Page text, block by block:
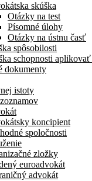
skúška
Otázky na test
Písomné úlohy
Otázky na ústnu časť
spôsobilosti
schopnosti
dokumenty
istoty
koncipient
spoločnosti
zložky
euroadvokát
advokát